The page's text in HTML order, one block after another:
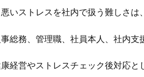
いストレスを社内で扱う難しさ
総務、管理職、社員本人、社内
経営やストレスチェック後対応と